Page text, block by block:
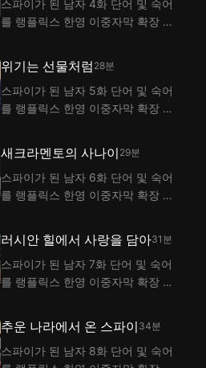
스파이가 된 남자 4화 단어 및 숙어
를 랭플릭스 한영 이중자막 확장 프
된 남자 4화 대사 해석을 제공해요.
위기는 선물처럼 28분
스파이가 된 남자 5화 단어 및 숙어
를 랭플릭스 한영 이중자막 확장 프
된 남자 5화 대사 해석을 제공해요.
새크라멘토의 사나이 29분
스파이가 된 남자 6화 단어 및 숙어
를 랭플릭스 한영 이중자막 확장 프
된 남자 6화 대사 해석을 제공해요.
러시안 힐에서 사랑을 담아31분
스파이가 된 남자 7화 단어 및 숙어
를 랭플릭스 한영 이중자막 확장 프
된 남자 7화 대사 해석을 제공해요.
추운 나라에서 온 스파이 34분
스파이가 된 남자 8화 단어 및 숙어